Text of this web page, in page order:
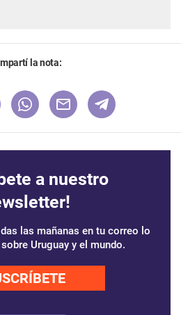
la nota:
a nuestro
las mañanas en tu correo lo
Uruguay y el mundo.